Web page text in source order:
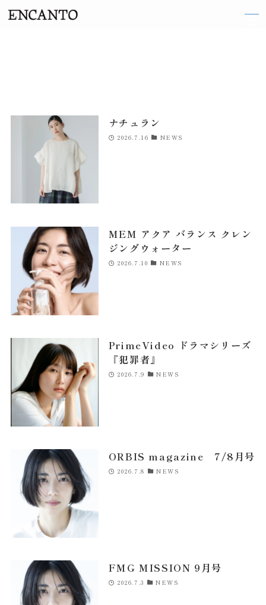
織田 梨沙
来島 ななお
阪井 まどか
廣田 恵子
前田 エマ
misa
NEWS
COMPANY
CONTACT
ナチュラン
2026.7.16 NEWS
MEM アクア バランス クレン
ジングウォーター
2026.7.10 NEWS
PrimeVideo ドラマシリーズ
『犯罪者』
2026.7.9 NEWS
ORBIS magazine 7/8月号
2026.7.8 NEWS
FMG MISSION 9月号
2026.7.3 NEWS